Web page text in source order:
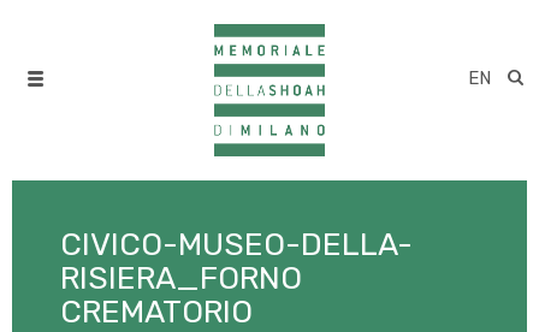
EN
CIVICO-MUSEO-DELLA-
RISIERA_FORNO
CREMATORIO